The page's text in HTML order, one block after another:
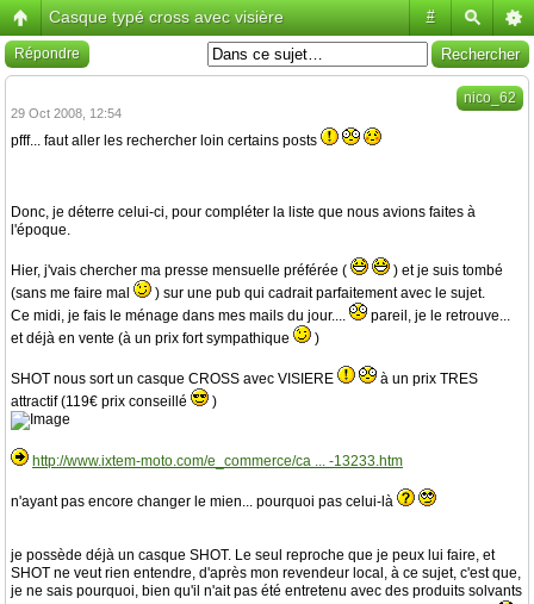
#
Casque typé cross avec visière
Répondre
nico_62
29 Oct 2008, 12:54
pfff... faut aller les rechercher loin certains posts
Donc, je déterre celui-ci, pour compléter la liste que nous avions faites à
l'époque.
Hier, j'vais chercher ma presse mensuelle préférée (
) et je suis tombé
(sans me faire mal
) sur une pub qui cadrait parfaitement avec le sujet.
Ce midi, je fais le ménage dans mes mails du jour....
pareil, je le retrouve...
et déjà en vente (à un prix fort sympathique
)
SHOT nous sort un casque CROSS avec VISIERE
à un prix TRES
attractif (119€ prix conseillé
)
http://www.ixtem-moto.com/e_commerce/ca ... -13233.htm
n'ayant pas encore changer le mien... pourquoi pas celui-là
je possède déjà un casque SHOT. Le seul reproche que je peux lui faire, et
SHOT ne veut rien entendre, d'après mon revendeur local, à ce sujet, c'est que,
je ne sais pourquoi, bien qu'il n'ait pas été entretenu avec des produits solvants